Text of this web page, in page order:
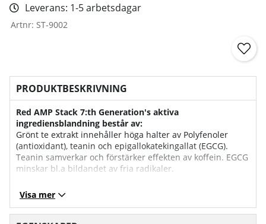
Leverans: 1-5 arbetsdagar
Artnr: ST-9002
PRODUKTBESKRIVNING
Red AMP Stack 7:th Generation's aktiva
ingrediensblandning består av:
Grönt te extrakt innehåller höga halter av Polyfenoler
(antioxidant), teanin och epigallokatekingallat (EGCG).
Teanin samverkar och förstärker effekten av koffein. EGCG
minskar bl.a bildandet av fria radikaler.
Koffein är centralstimulerande som motverkar känslan av
trötthet och har visat sig ha en positiv effekt på prestation,
styrka och uthållighet. (300 mg/2 kapslar)
Visa mer